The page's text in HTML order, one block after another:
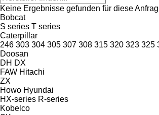
Keine Ergebnisse gefunden für diese
Bobcat
S series T series
Caterpillar
246 303 304 305 307 308 315 320 323 325
Doosan
DH DX
FAW Hitachi
ZX
Howo Hyundai
HX-series R-series
Kobelco